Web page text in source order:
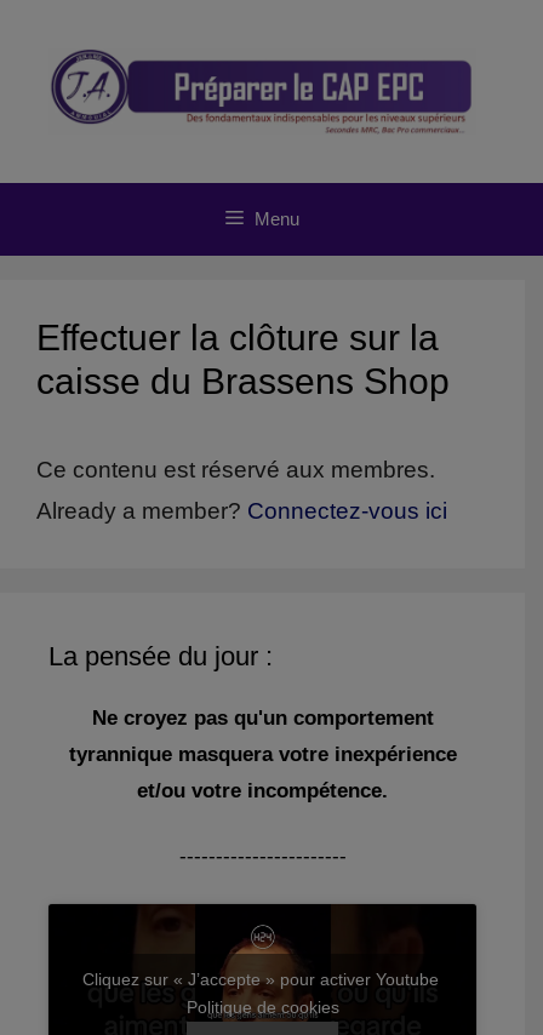
contenu
Menu
Effectuer la clôture sur la
caisse du Brassens Shop
Ce contenu est réservé aux membres.
Already a member? Connectez-vous ici
La pensée du jour :
Ne croyez pas qu'un comportement
tyrannique masquera votre inexpérience
et/ou votre incompétence.
-----------------------
Cliquez sur « J’accepte » pour activer Youtube
Politique de cookies